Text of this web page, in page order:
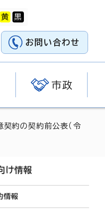
お問い合わせ
市政
契約の契約前公表（令
け情報
情報